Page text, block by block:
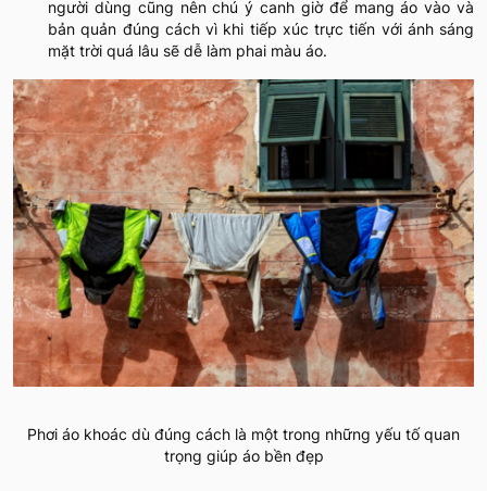
người dùng cũng nên chú ý canh giờ để mang áo vào và
bản quản đúng cách vì khi tiếp xúc trực tiến với ánh sáng
mặt trời quá lâu sẽ dễ làm phai màu áo.
Phơi áo khoác dù đúng cách là một trong những yếu tố quan
trọng giúp áo bền đẹp